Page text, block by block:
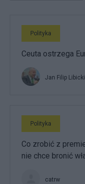
Polityka
Ceuta ostrzega
Jan Filip Libicki
Polityka
Co zrobić z
nie chce bronić
catrw